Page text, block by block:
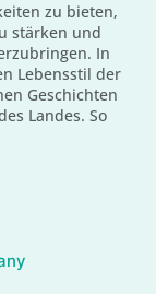
zu bieten,
stärken und
In
Lebensstil der
Geschichten
Landes. So